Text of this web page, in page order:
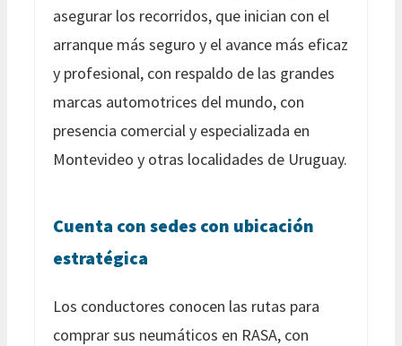
asegurar los recorridos, que inician con el
arranque más seguro y el avance más eficaz
y profesional, con respaldo de las grandes
marcas automotrices del mundo, con
presencia comercial y especializada en
Montevideo y otras localidades de Uruguay.
Cuenta con sedes con ubicación
estratégica
Los conductores conocen las rutas para
comprar sus neumáticos en RASA, con